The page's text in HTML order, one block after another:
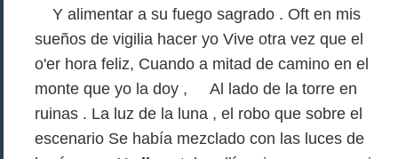
Y alimentar a su fuego sagrado . Oft en mis
sueños de vigilia hacer yo Vive otra vez que el
o'er hora feliz, Cuando a mitad de camino en el
monte que yo la doy , Al lado de la torre en
ruinas . La luz de la luna , el robo que sobre el
escenario Se había mezclado con las luces de